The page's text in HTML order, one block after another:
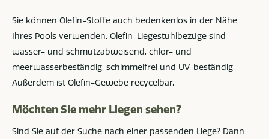
Sie können Olefin-Stoffe auch bedenkenlos in der Nähe
Ihres Pools verwenden. Olefin-Liegestuhlbezüge sind
wasser- und schmutzabweisend, chlor- und
meerwasserbeständig, schimmelfrei und UV-beständig.
Außerdem ist Olefin-Gewebe recycelbar.
Möchten Sie mehr Liegen sehen?
Sind Sie auf der Suche nach einer passenden Liege? Dann